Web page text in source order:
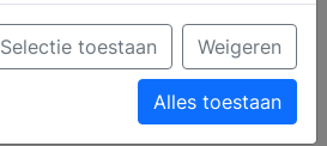
Selectie toestaan Weigeren
Alles toestaan